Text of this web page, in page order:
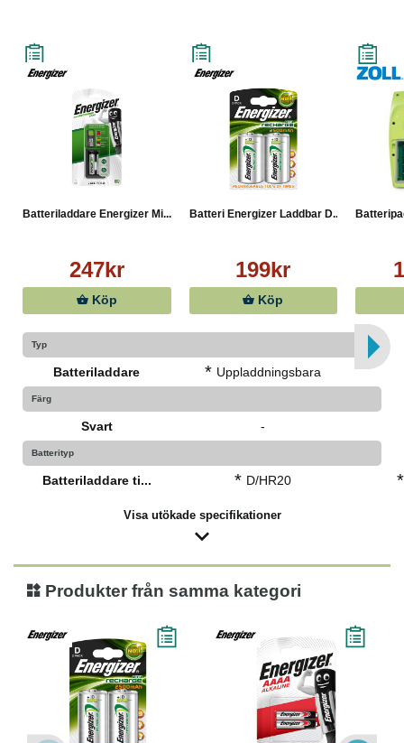
Batteriladdare Energizer Mi...
247kr
Köp
Batteri Energizer Laddbar D...
199kr
Köp
Typ
Batteriladdare * Uppladdningsbara
Färg
Svart -
Batterityp
Batteriladdare ti... * D/HR20 *
Visa utökade specifikationer
Produkter från samma kategori